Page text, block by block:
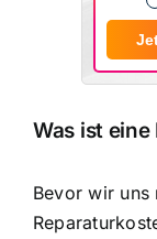
Was ist
Bevor wir uns